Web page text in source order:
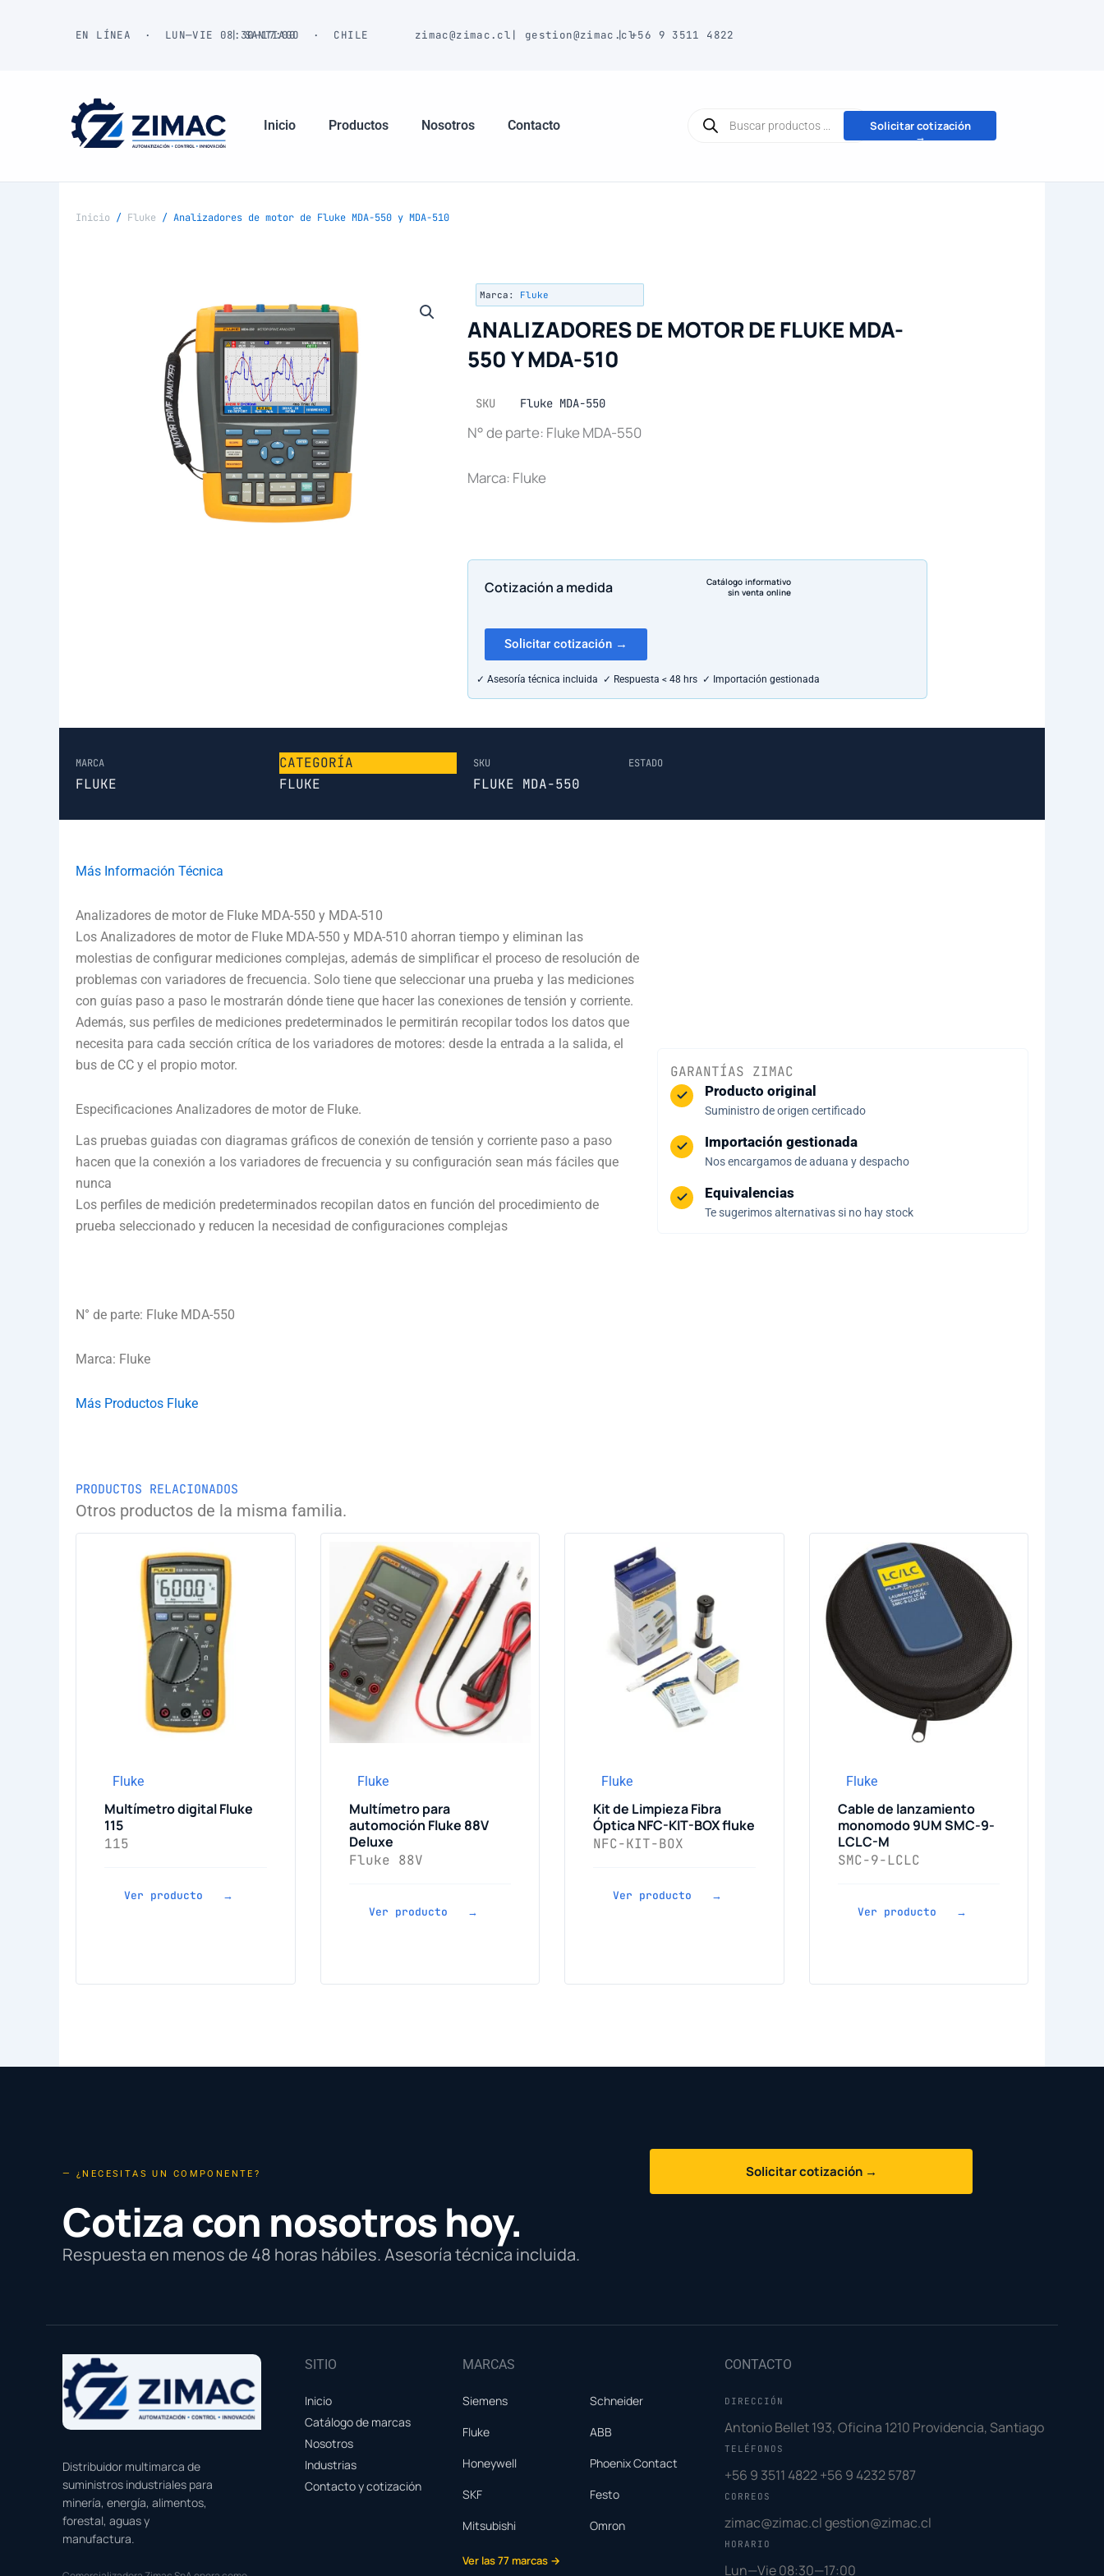
EN LÍNEA · LUN—VIE 08:30—17:00| SANTIAGO · CHILE zimac@zimac.cl | gestion@zimac.cl
|+56 9 3511 4822
Inicio Productos Nosotros Contacto
productos
Solicitar cotización
→
Inicio / Fluke / Analizadores de motor de Fluke MDA-550 y MDA-510
Marca: Fluke
ANALIZADORES DE MOTOR DE FLUKE MDA-
550 Y MDA-510
SKU Fluke MDA-550
N° de parte: Fluke MDA-550
Marca: Fluke
Cotización a medida
Catálogo informativo
sin venta online
Solicitar cotización →
✓ Asesoría técnica incluida ✓ Respuesta < 48 hrs ✓ Importación gestionada
MARCA
FLUKE
CATEGORÍA
FLUKE
SKU
FLUKE MDA-550
ESTADO
Más Información Técnica
Analizadores de motor de Fluke MDA-550 y MDA-510
Los Analizadores de motor de Fluke MDA-550 y MDA-510 ahorran tiempo y eliminan las
molestias de configurar mediciones complejas, además de simplificar el proceso de resolución de
problemas con variadores de frecuencia. Solo tiene que seleccionar una prueba y las mediciones
con guías paso a paso le mostrarán dónde tiene que hacer las conexiones de tensión y corriente.
Además, sus perfiles de mediciones predeterminados le permitirán recopilar todos los datos que
necesita para cada sección crítica de los variadores de motores: desde la entrada a la salida, el
bus de CC y el propio motor.
Especificaciones Analizadores de motor de Fluke.
Las pruebas guiadas con diagramas gráficos de conexión de tensión y corriente paso a paso
hacen que la conexión a los variadores de frecuencia y su configuración sean más fáciles que
nunca
Los perfiles de medición predeterminados recopilan datos en función del procedimiento de
prueba seleccionado y reducen la necesidad de configuraciones complejas
N° de parte: Fluke MDA-550
Marca: Fluke
Más Productos Fluke
GARANTÍAS ZIMAC
Producto original
Suministro de origen certificado
Importación gestionada
Nos encargamos de aduana y despacho
Equivalencias
Te sugerimos alternativas si no hay stock
PRODUCTOS RELACIONADOS
Otros productos de la misma familia.
Fluke
Multímetro digital Fluke
115
115
Ver producto →
Fluke
Multímetro para
automoción Fluke 88V
Deluxe
Fluke 88V
Ver producto →
Fluke
Kit de Limpieza Fibra
Óptica NFC-KIT-BOX fluke
NFC-KIT-BOX
Ver producto →
Fluke
Cable de lanzamiento
monomodo 9UM SMC-9-
LCLC-M
SMC-9-LCLC
Ver producto →
— ¿NECESITAS UN COMPONENTE?
Cotiza con nosotros hoy.
Respuesta en menos de 48 horas hábiles. Asesoría técnica incluida.
Solicitar cotización →
Distribuidor multimarca de
suministros industriales para
minería, energía, alimentos,
forestal, aguas y
manufactura.
SITIO
Inicio
Catálogo de marcas
Nosotros
Industrias
Contacto y cotización
MARCAS
Siemens
Schneider
Fluke
ABB
Honeywell
Phoenix Contact
SKF
Festo
Mitsubishi
Omron
Ver las 77 marcas →
CONTACTO
DIRECCIÓN
Antonio Bellet 193, Oficina 1210 Providencia, Santiago
TELÉFONOS
+56 9 3511 4822 +56 9 4232 5787
CORREOS
zimac@zimac.clgestion@zimac.cl
HORARIO
Lun—Vie 08:30—17:00